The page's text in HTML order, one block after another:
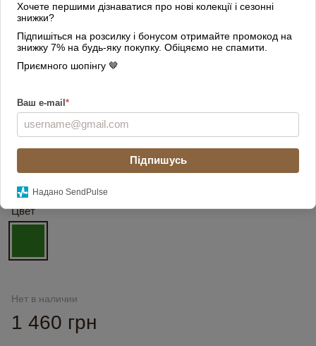
Хочете першими дізнаватися про нові колекції і сезонні
знижки?
Підпишіться на розсилку і бонусом отримайте промокод на
знижку 7% на будь-яку покупку. Обіцяємо не спамити.
Приємного шопінгу 🤎
Ваш e-mail *
Підпишусь
Надано SendPulse
Цвет
Нет в наличии
1 460 грн